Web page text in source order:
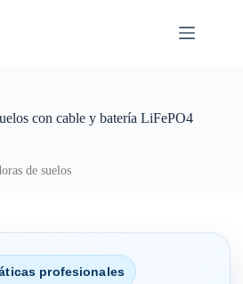
con cable y batería LiFePO4
de suelos
profesionales